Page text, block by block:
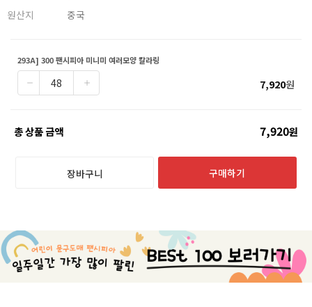
원산지
중국
293A] 300 팬시피아 미니미 여러모양 칼라링
7,920원
총 상품 금액 7,920원
장바구니 구매하기